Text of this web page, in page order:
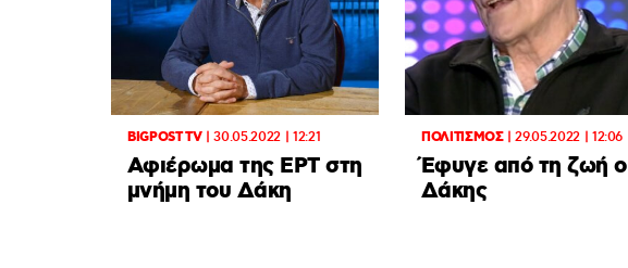
BIGPOST TV|30.05.2022 | 12:21
Αφιέρωμα της ΕΡΤ στη
μνήμη του Δάκη
ΠΟΛΙΤΙΣΜΟΣ|29.05.2022 | 12:06
Έφυγε από τη ζωή ο
Δάκης